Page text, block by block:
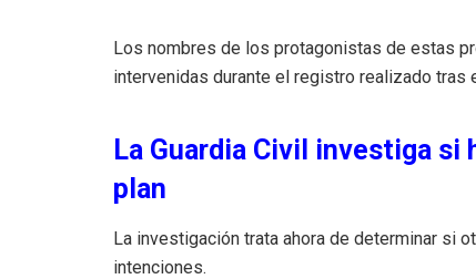
Los nombres de los protagonistas de estas
intervenidas durante el registro realizado tras
La Guardia Civil investiga si
plan
La investigación trata ahora de determinar si
intenciones.